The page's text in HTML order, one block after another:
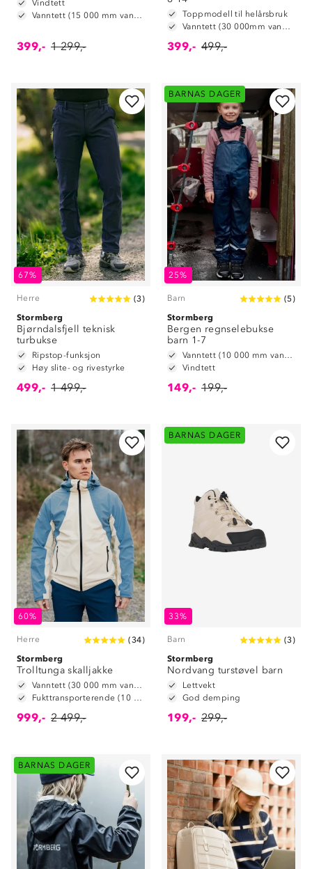
Vindtett
Vanntett (15 000 mm vannsøyle)
399,- 1 299,-
Toppmodell til helårsbruk
Vanntett (30 000mm vannsøyle)
399,- 499,-
67%
Herre (3)
Stormberg
Bjørndalsfjell teknisk
turbukse
Ripstop-funksjon
Høy slite- og rivestyrke
499,- 1 499,-
BARNAS DAGER
25%
Barn (5)
Stormberg
Bergen regnselebukse
barn 1-7
Vanntett (10 000 mm vannsøyle)
Vindtett
149,- 199,-
60%
Herre (34)
Stormberg
Trolltunga skalljakke
Vanntett (30 000 mm vannsøyle)
Fukttransporterende (10 000 g/m2/24t)
999,- 2 499,-
BARNAS DAGER
33%
Barn (3)
Stormberg
Nordvang turstøvel barn
Lettvekt
God demping
199,- 299,-
BARNAS DAGER